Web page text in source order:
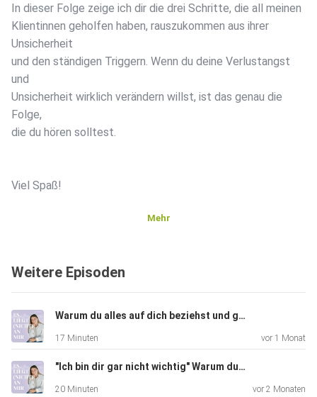
In dieser Folge zeige ich dir die drei Schritte, die all meinen
Klientinnen geholfen haben, rauszukommen aus ihrer
Unsicherheit
und den ständigen Triggern. Wenn du deine Verlustangst
und
Unsicherheit wirklich verändern willst, ist das genau die
Folge,
die du hören solltest.
Viel Spaß! ️
Folg mir auf Instagram:
https://www.instagram.com/verlustangstcoach.sofia/
Mehr
Weitere Episoden
Warum du alles auf dich beziehst und getriggert bist, selbst wenn nichts schlimmes passiert ist
17 Minuten vor 1 Monat
"Ich bin dir gar nicht wichtig" Warum du ständig um Aufmerksamkeit, Nähe und Priorität kämpfst
20 Minuten vor 2 Monaten